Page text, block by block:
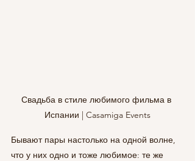
Свадьба в стиле любимого фильма в
Испании | Casamiga Events
Бывают пары настолько на одной волне,
что у них одно и тоже любимое: те же